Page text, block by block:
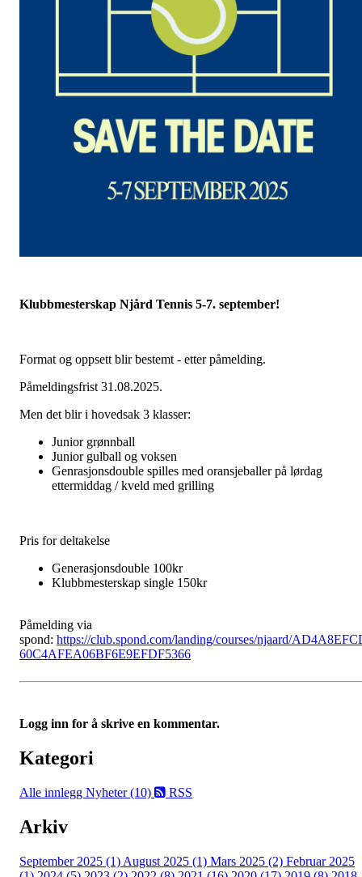
Klubbmesterskap Njård Tennis 5-7. september!
Format og oppsett blir bestemt - etter påmelding.
Påmeldingsfrist 31.08.2025.
Men det blir i hovedsak 3 klasser:
Junior grønnball
Junior gulball og voksen
Genrasjonsdouble spilles med oransjeballer på lørdag
ettermiddag / kveld med grilling
Pris for deltakelse
Generasjonsdouble 100kr
Klubbmesterskap single 150kr
Påmelding via
spond: https://club.spond.com/landing/courses/njaard/
60C4AFEA06BF6E9EFDF5366
Logg inn for å skrive en kommentar.
Kategori
Alle innlegg Nyheter (10) RSS
Arkiv
September 2025 (1) August 2025 (1) Mars 2025 (2) Februar 2025